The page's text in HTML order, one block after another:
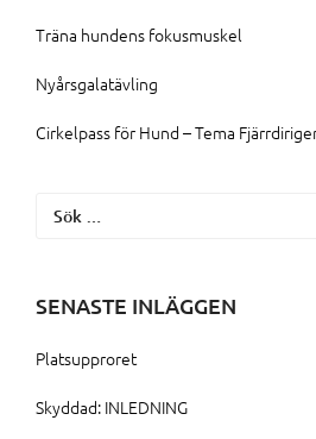
Träna hundens fokusmuskel
Nyårsgalatävling
Cirkelpass för Hund – Tema
Sök
SENASTE INLÄGGEN
Platsupproret
Skyddad: INLEDNING